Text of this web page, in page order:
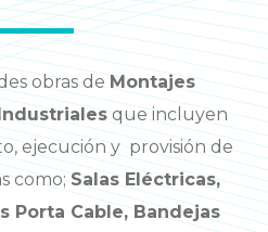
obras deMontajes
que incluyen
ejecución y provisión de
como;Salas Eléctricas,
Porta Cable, Bandejas